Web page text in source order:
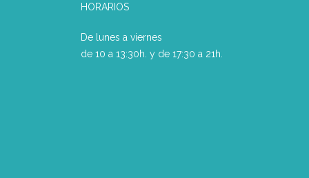
HORARIOS
De lunes a viernes
de 10 a 13:30h. y de 17:30 a 21h.